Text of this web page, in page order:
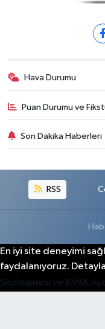
Hava Durumu
Puan Durumu ve
Son Dakika Haberleri
RSS
En iyi site deneyimi
faydalanıyoruz.
Sözleşmesi ve KVKK